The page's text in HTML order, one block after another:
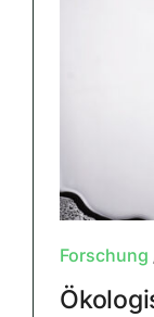
Forschung